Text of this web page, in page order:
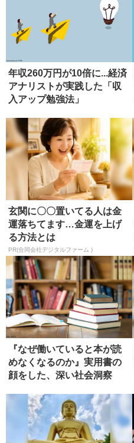
年収260万円が10倍に...経済
アナリストが実践した「収
入アップ勉強法」
玄関に〇〇置いてる人は金
運落ちてます…金運を上げ
る方法とは
PR(合同会社デジタルファーム )
『なぜ働いていると本が読
めなくなるのか』実用書の
顔をした、深い社会洞察